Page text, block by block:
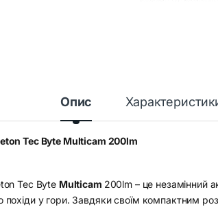
Опис
Tec Byte Multicam 200lm
Tec Byte Multicam 200lm – це незамінний
похіди у гори. Завдяки своїм компактним